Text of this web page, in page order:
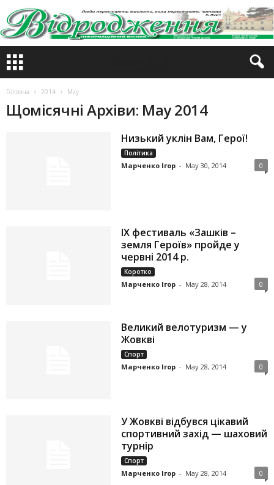
Головна 2014 May
Щомісячні Архіви: May 2014
Низький уклін Вам, Герої!
Політика
Марченко Ігор - May 30, 2014 0
IX фестиваль «Зашків –
земля Героїв» пройде у
червні 2014 р.
Коротко
Марченко Ігор - May 28, 2014 0
Великий велотуризм — у
Жовкві
Спорт
Марченко Ігор - May 28, 2014 0
У Жовкві відбувся цікавий
спортивний захід — шаховий
турнір
Спорт
Марченко Ігор - May 28, 2014 0